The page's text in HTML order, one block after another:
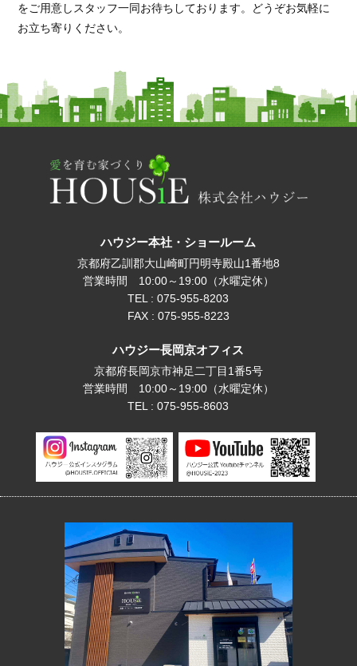
をご用意しスタッフ一同お待ちしております。どうぞお気軽に
お立ち寄りください。
ハウジー本社・ショールーム
京都府乙訓郡大山崎町円明寺殿山1番地8
営業時間 10:00～19:00（水曜定休）
TEL : 075-955-8203
FAX : 075-955-8223
ハウジー長岡京オフィス
京都府長岡京市神足二丁目1番5号
営業時間 10:00～19:00（水曜定休）
TEL : 075-955-8603